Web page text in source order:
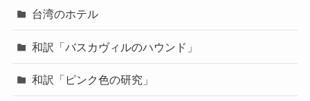
台湾のホテル
和訳「バスカヴィルのハウンド」
和訳「ピンク色の研究」